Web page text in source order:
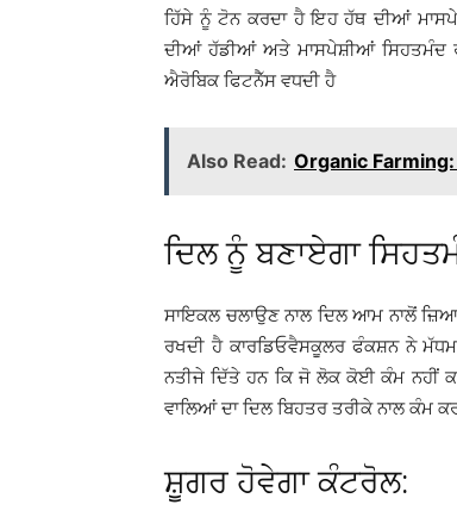
ਹਿੱਸੇ ਨੂੰ ਟੋਨ ਕਰਦਾ ਹੈ ਇਹ ਹੱਥ ਦੀਆਂ
ਦੀਆਂ ਹੱਡੀਆਂ ਅਤੇ ਮਾਸਪੇਸ਼ੀਆਂ ਸਿਹਤਮੰਦ
ਐਰੋਬਿਕ ਫਿਟਨੈੱਸ ਵਧਦੀ ਹੈ
Also Read: Organic
ਦਿਲ ਨੂੰ ਬਣਾਏਗਾ
ਸਾਇਕਲ ਚਲਾਉਣ ਨਾਲ ਦਿਲ ਆਮ ਨਾਲੋਂ
ਰਖਦੀ ਹੈ ਕਾਰਡਿਓਵੈਸਕੂਲਰ ਫੰਕਸ਼ਨ ਨੇ
ਨਤੀਜੇ ਦਿੱਤੇ ਹਨ ਕਿ ਜੋ ਲੋਕ ਕੋਈ ਕੰਮ ਨਹੀਂ
ਵਾਲਿਆਂ ਦਾ ਦਿਲ ਬਿਹਤਰ ਤਰੀਕੇ ਨਾਲ ਕੰਮ
ਸ਼ੂਗਰ ਹੋਵੇਗਾ ਕੰਟਰੋਲ: